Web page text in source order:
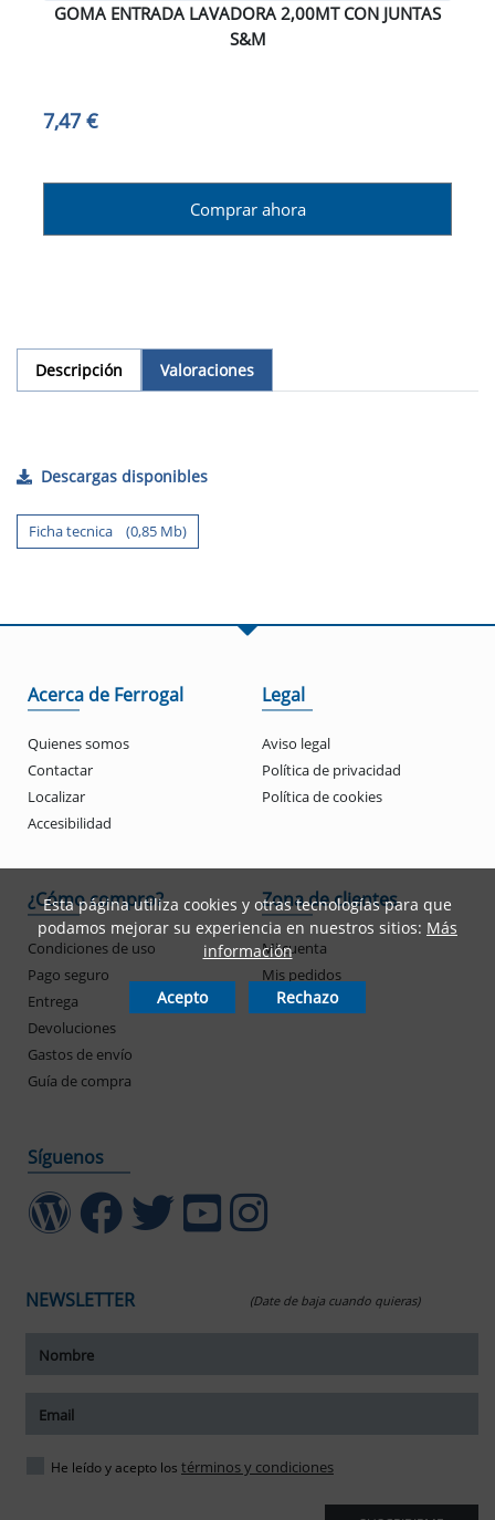
GOMA ENTRADA LAVADORA 2,00MT CON JUNTAS
S&M
7,47 €
Comprar ahora
Descripción Valoraciones
Descargas disponibles
Ficha tecnica (0,85 Mb)
Acerca de Ferrogal
Quienes somos
Contactar
Localizar
Accesibilidad
Legal
Aviso legal
Política de privacidad
Política de cookies
¿Cómo compro?
Condiciones de uso
Pago seguro
Entrega
Devoluciones
Gastos de envío
Guía de compra
Zona de clientes
Mi cuenta
Mis pedidos
Síguenos
NEWSLETTER (Date de baja cuando quieras)
He leído y acepto los términos y condiciones
Esta página utiliza cookies y otras tecnologías para que
podamos mejorar su experiencia en nuestros sitios: Más
información
Acepto Rechazo
tamaño del texto
del texto
espaciado del texto